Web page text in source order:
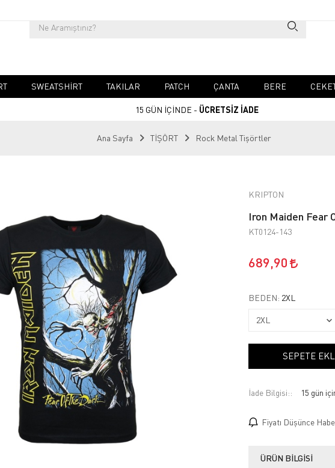
SWEATSHIRT TAKILAR PATCH ÇANTA BERE
15 GÜN İÇİNDE - ÜCRETSİZ İADE
Ana Sayfa TİŞÖRT Rock Metal Tişörtler
KRIPTON
Iron Maiden Fear
KT0124-143
689,90
BEDEN: 2XL
SEPETE
İade Bilgisi:
Fiyatı Düşünce
ÜRÜN BILGISI